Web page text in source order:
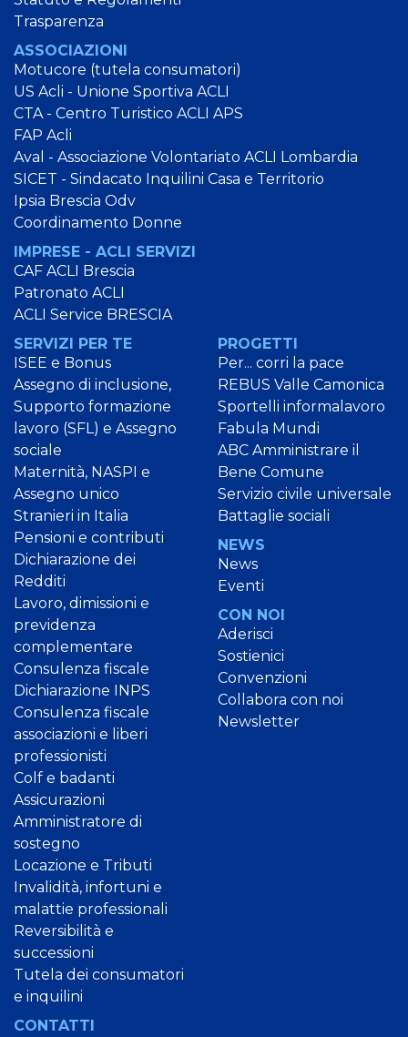
Trasparenza
ASSOCIAZIONI
Motucore (tutela consumatori)
US Acli - Unione Sportiva ACLI
CTA - Centro Turistico ACLI APS
FAP Acli
Aval - Associazione Volontariato ACLI Lombardia
SICET - Sindacato Inquilini Casa e Territorio
Ipsia Brescia Odv
Coordinamento Donne
IMPRESE - ACLI SERVIZI
CAF ACLI Brescia
Patronato ACLI
ACLI Service BRESCIA
SERVIZI PER TE
ISEE e Bonus
Assegno di inclusione,
Supporto formazione
lavoro (SFL) e Assegno
sociale
Maternità, NASPI e
Assegno unico
Stranieri in Italia
Pensioni e contributi
Dichiarazione dei
Redditi
Lavoro, dimissioni e
previdenza
complementare
Consulenza fiscale
Dichiarazione INPS
Consulenza fiscale
associazioni e liberi
professionisti
Colf e badanti
Assicurazioni
Amministratore di
sostegno
Locazione e Tributi
Invalidità, infortuni e
malattie professionali
Reversibilità e
successioni
Tutela dei consumatori
e inquilini
PROGETTI
Per... corri la pace
REBUS Valle Camonica
Sportelli informalavoro
Fabula Mundi
ABC Amministrare il
Bene Comune
Servizio civile universale
Battaglie sociali
NEWS
News
Eventi
CON NOI
Aderisci
Sostienici
Convenzioni
Collabora con noi
Newsletter
CONTATTI